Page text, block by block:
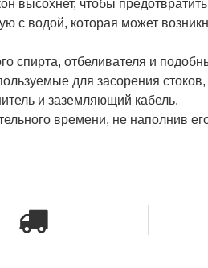
высохнет, чтобы
с водой, которая может
спирта, отбеливателя и
для засорения
и заземляющий кабель.
времени, не наполнив